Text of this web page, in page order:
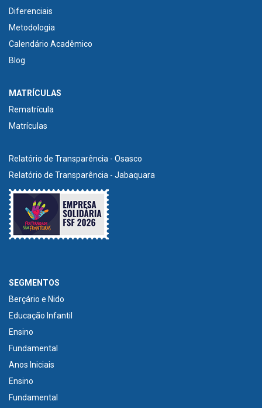
Diferenciais
Metodologia
Calendário Acadêmico
Blog
MATRÍCULAS
Rematrícula
Matrículas
Relatório de Transparência - Osasco
Relatório de Transparência - Jabaquara
SEGMENTOS
Berçário e Nido
Educação Infantil
Ensino
Fundamental
Anos Iniciais
Ensino
Fundamental